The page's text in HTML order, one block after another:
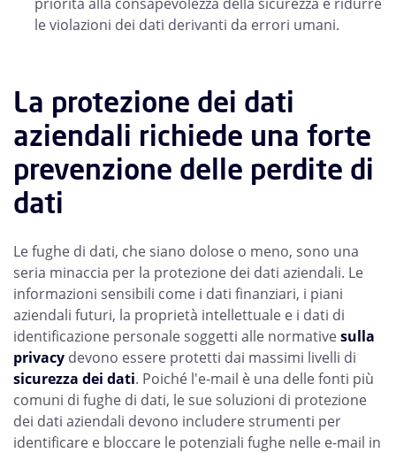
le violazioni dei dati derivanti da errori umani.
La protezione dei dati
aziendali richiede una forte
prevenzione delle perdite di
dati
Le fughe di dati, che siano dolose o meno, sono una
seria minaccia per la protezione dei dati aziendali. Le
informazioni sensibili come i dati finanziari, i piani
aziendali futuri, la proprietà intellettuale e i dati di
identificazione personale soggetti alle normativesulla
privacy devono essere protetti dai massimi livelli di
sicurezza dei dati. Poiché l'e-mail è una delle fonti più
comuni di fughe di dati, le sue soluzioni di protezione
dei dati aziendali devono includere strumenti per
identificare e bloccare le potenziali fughe nelle e-mail in